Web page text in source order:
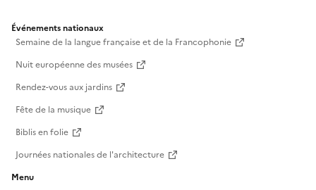
Événements nationaux
Semaine de la langue française et de la Francophonie
Nuit européenne des musées
Rendez-vous aux jardins
Fête de la musique
Biblis en folie
Journées nationales de l'architecture
Menu